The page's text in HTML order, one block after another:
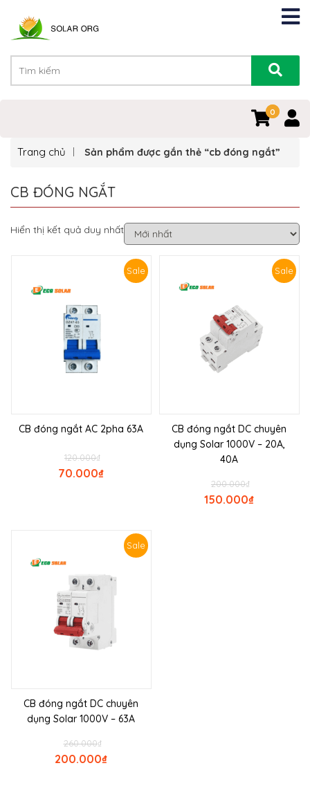
0
0
Trang chủ Sản phẩm được gắn thẻ “cb đóng ngắt”
CB ĐÓNG NGẮT
Hiển thị kết quả duy nhất
Sale
CB đóng ngắt AC 2pha 63A
₫
120.000
₫
70.000
Sale
CB đóng ngắt DC chuyên
dụng Solar 1000V – 20A,
40A
₫
200.000
₫
150.000
Sale
CB đóng ngắt DC chuyên
dụng Solar 1000V – 63A
₫
260.000
₫
200.000